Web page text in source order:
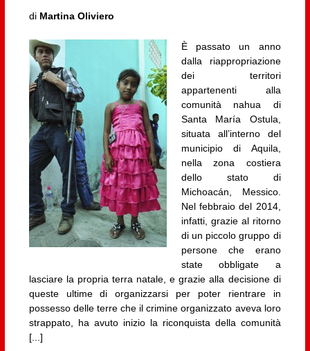
di Martina Oliviero
È passato un anno
dalla riappropriazione
dei territori
appartenenti alla
comunità nahua di
Santa María Ostula,
situata all’interno del
municipio di Aquila,
nella zona costiera
dello stato di
Michoacán, Messico.
Nel febbraio del 2014,
infatti, grazie al ritorno
di un piccolo gruppo di
persone che erano
state obbligate a
lasciare la propria terra natale, e grazie alla decisione di
queste ultime di organizzarsi per poter rientrare in
possesso delle terre che il crimine organizzato aveva loro
strappato, ha avuto inizio la riconquista della comunità
[...]